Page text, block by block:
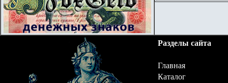
Разделы сайта
Главная
Каталог